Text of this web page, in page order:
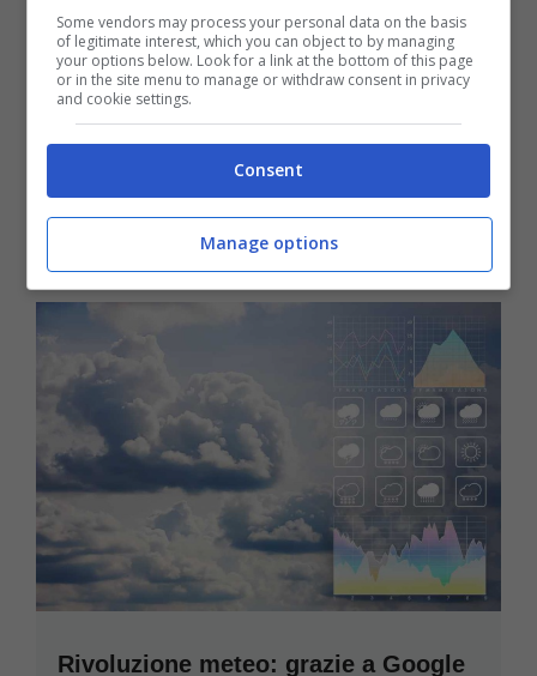
Soddisfazione immensa: il metodo
per nascondere i cavi della tv ed
avere la stanza perfettamente in
Novembre 18, 2023
Rivoluzione meteo: grazie a Google
Some vendors may process your personal data on the basis
of legitimate interest, which you can object to by managing
your options below. Look for a link at the bottom of this page
or in the site menu to manage or withdraw consent in privacy
and cookie settings.
Consent
Manage options